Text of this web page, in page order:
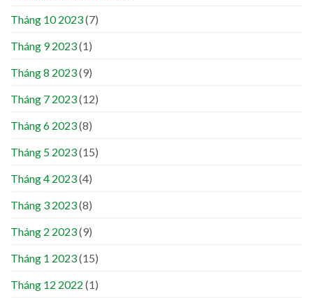
Tháng 10 2023(7)
Tháng 9 2023(1)
Tháng 8 2023(9)
Tháng 7 2023(12)
Tháng 6 2023(8)
Tháng 5 2023(15)
Tháng 4 2023(4)
Tháng 3 2023(8)
Tháng 2 2023(9)
Tháng 1 2023(15)
Tháng 12 2022 (1)